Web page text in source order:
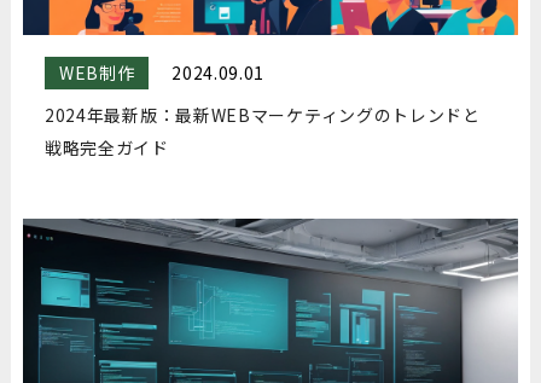
WEB制作
2024.09.01
2024年最新版：最新WEBマーケティングのトレンドと
戦略完全ガイド